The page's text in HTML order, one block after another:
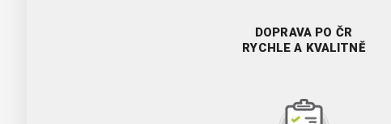
DOPRAVA PO ČR
RYCHLE A KVALITNĚ